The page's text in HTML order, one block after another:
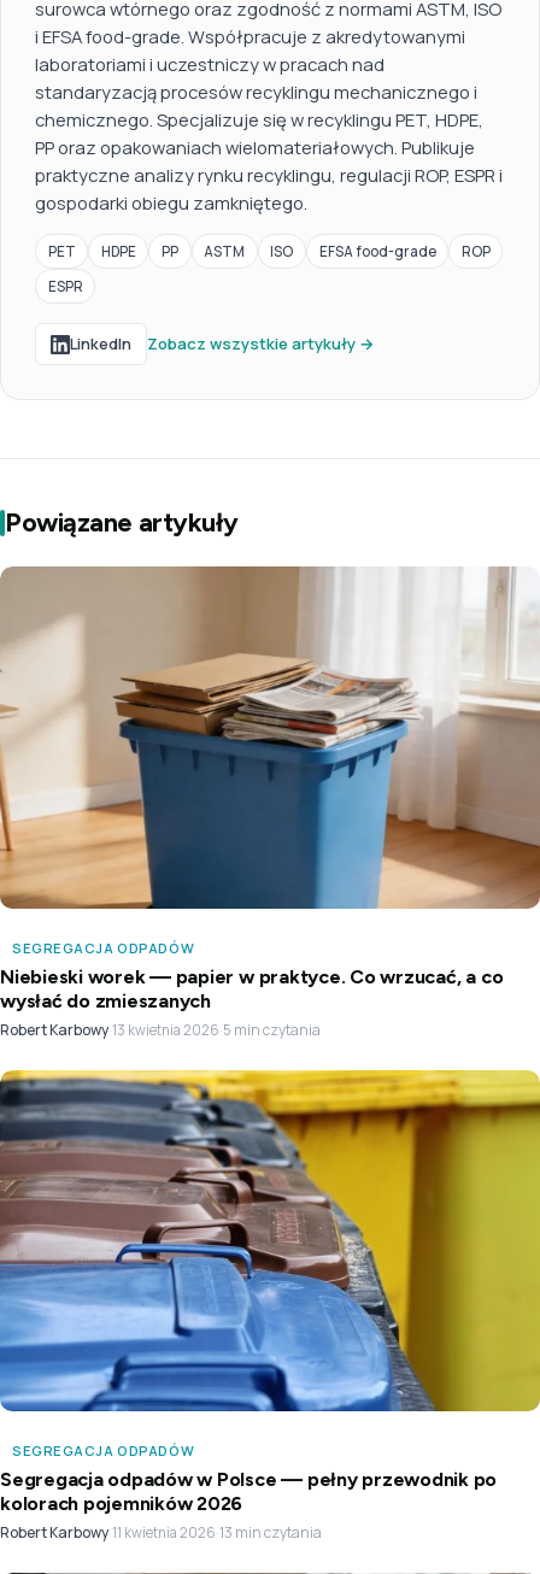
surowca wtórnego oraz zgodność z normami ASTM, ISO
i EFSA food-grade. Współpracuje z akredytowanymi
laboratoriami i uczestniczy w pracach nad
standaryzacją procesów recyklingu mechanicznego i
chemicznego. Specjalizuje się w recyklingu PET, HDPE,
PP oraz opakowaniach wielomateriałowych. Publikuje
praktyczne analizy rynku recyklingu, regulacji ROP, ESPR i
gospodarki obiegu zamkniętego.
PET HDPE PP ASTM ISO EFSA food-grade
ROP
ESPR
LinkedIn Zobacz wszystkie artykuły →
Powiązane artykuły
SEGREGACJA ODPADÓW
Niebieski worek — papier w praktyce. Co wrzucać, a co
wysłać do zmieszanych
Robert Karbowy·13 kwietnia 2026·5 min czytania
SEGREGACJA ODPADÓW
Segregacja odpadów w Polsce — pełny przewodnik po
kolorach pojemników 2026
Robert Karbowy·11 kwietnia 2026·13 min czytania